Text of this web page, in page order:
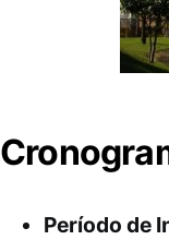
Período de